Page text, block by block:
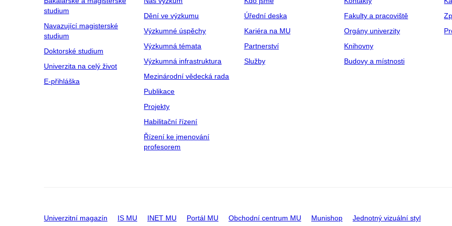
studium
Navazující magisterské
studium
Doktorské studium
Univerzita na celý život
E-přihláška
Dění ve výzkumu
Výzkumné úspěchy
Výzkumná témata
Výzkumná infrastruktura
Mezinárodní vědecká rada
Publikace
Projekty
Habilitační řízení
Řízení ke jmenování
profesorem
Úřední deska
Kariéra na MU
Partnerství
Služby
Fakulty a pracoviště
Orgány univerzity
Knihovny
Budovy a místnosti
Univerzitní magazín IS MU INET MU Portál MU Obchodní centrum MU Munishop Jednotný vizuální styl